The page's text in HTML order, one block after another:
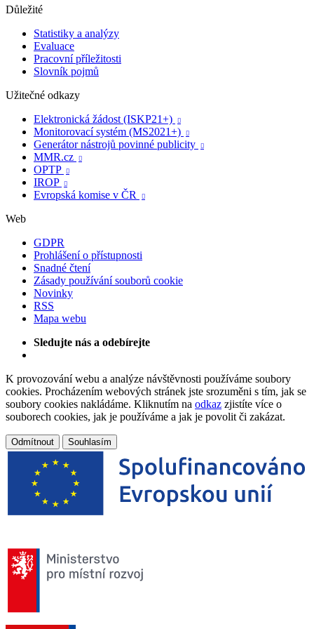
Důležité
Statistiky a analýzy
Evaluace
Pracovní příležitosti
Slovník pojmů
Užitečné odkazy
Elektronická žádost (ISKP21+)

Monitorovací systém (MS2021+) 
Generátor nástrojů povinné publicity 
MMR.cz 
OPTP 
IROP 
Evropská komise v ČR 
Web
GDPR
Prohlášení o přístupnosti
Snadné čtení
Zásady používání souborů cookie
Novinky
RSS
Mapa webu
Sledujte nás a odebírejte
K provozování webu a analýze návštěvnosti používáme soubory
cookies. Procházením webových stránek jste srozuměni s tím, jak se
soubory cookies nakládáme. Kliknutím na odkaz zjistíte více o
souborech cookies, jak je používáme a jak je povolit či zakázat.
Odmítnout Souhlasím